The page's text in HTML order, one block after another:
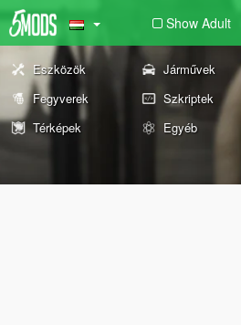
Show Adult
Eszközök Járművek
Fegyverek
Szkriptek
Térképek
Egyéb